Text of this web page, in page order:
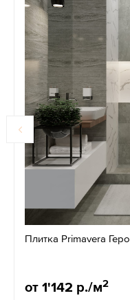
Плитка Primavera Геро
от 1'142 р./м2